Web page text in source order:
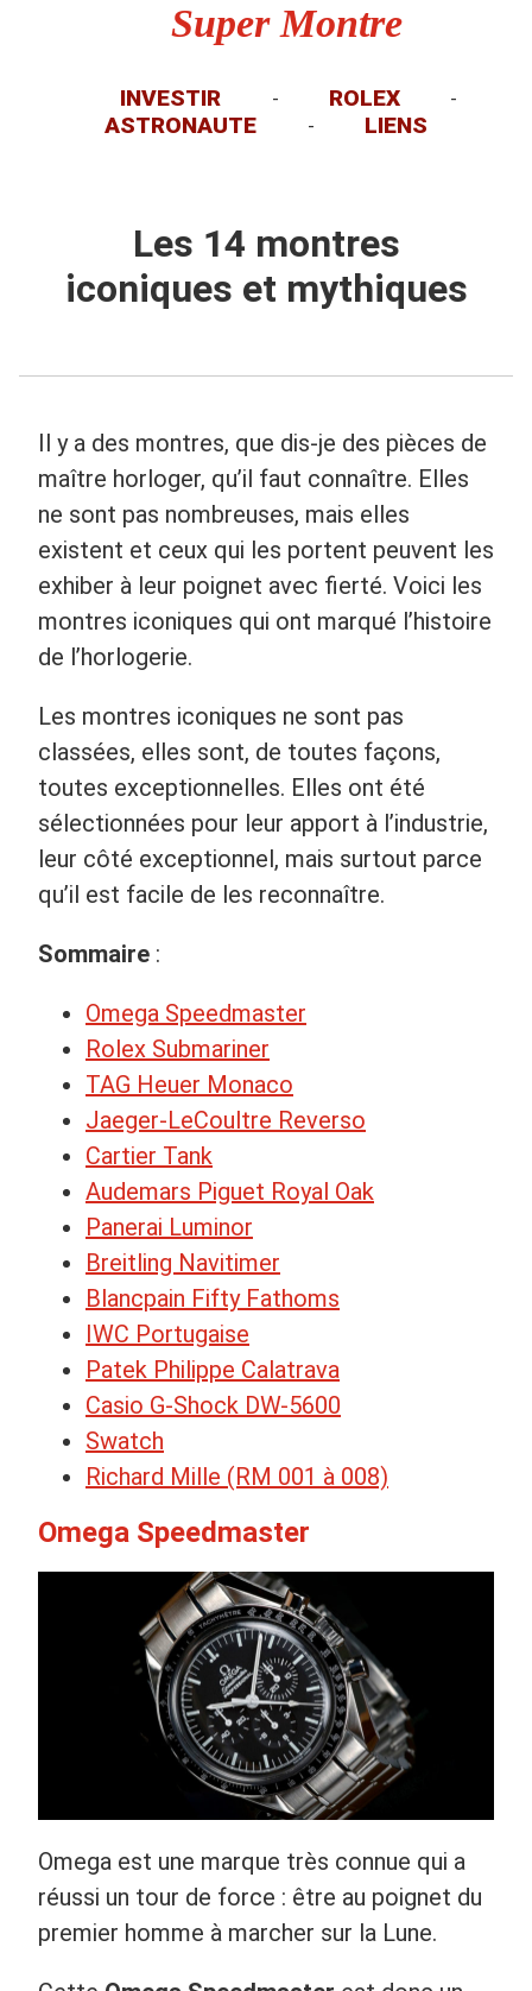
Super Montre
INVESTIR - ROLEX -
ASTRONAUTE - LIENS
Les 14 montres
iconiques et mythiques
Il y a des montres, que dis-je des pièces de
maître horloger, qu’il faut connaître. Elles
ne sont pas nombreuses, mais elles
existent et ceux qui les portent peuvent les
exhiber à leur poignet avec fierté. Voici les
montres iconiques qui ont marqué l’histoire
de l’horlogerie.
Les montres iconiques ne sont pas
classées, elles sont, de toutes façons,
toutes exceptionnelles. Elles ont été
sélectionnées pour leur apport à l’industrie,
leur côté exceptionnel, mais surtout parce
qu’il est facile de les reconnaître.
Sommaire :
Omega Speedmaster
Rolex Submariner
TAG Heuer Monaco
Jaeger-LeCoultre Reverso
Cartier Tank
Audemars Piguet Royal Oak
Panerai Luminor
Breitling Navitimer
Blancpain Fifty Fathoms
IWC Portugaise
Patek Philippe Calatrava
Casio G-Shock DW-5600
Swatch
Richard Mille (RM 001 à 008)
Omega Speedmaster
Omega est une marque très connue qui a
réussi un tour de force : être au poignet du
premier homme à marcher sur la Lune.